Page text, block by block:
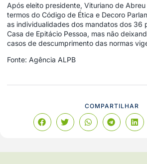
Após eleito presidente, Vituriano de
termos do Código de Ética e Decoro
as individualidades dos mandatos dos 36
Casa de Epitácio Pessoa, mas não
casos de descumprimento das normas
Fonte: Agência ALPB
COMPARTILHAR